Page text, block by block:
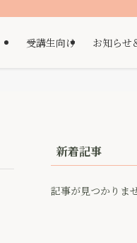
受講生向け お知らせ
新着記事
記事が見つかりま